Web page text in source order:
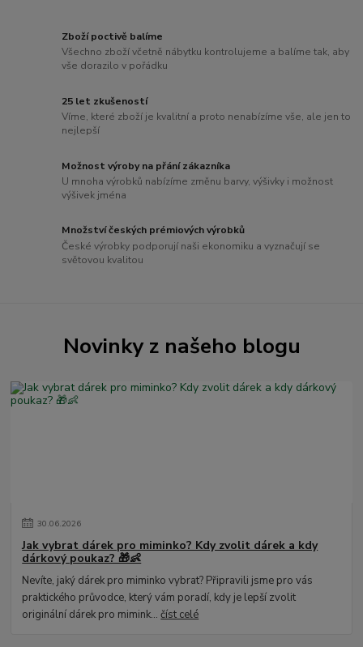
Zboží poctivě balíme
Všechno zboží včetně nábytku kontrolujeme a balíme tak, aby
vše dorazilo v pořádku
25 let zkušeností
Víme, které zboží je kvalitní a proto nenabízíme vše, ale jen to
nejlepší
Možnost výroby na přání zákazníka
U mnoha výrobků nabízíme změnu barvy, výšivky i možnost
výšivek jména
Množství českých prémiových výrobků
České výrobky podporují naši ekonomiku a vyznačují se
světovou kvalitou
Novinky z našeho blogu
30.06.2026
Jak vybrat dárek pro miminko? Kdy zvolit dárek a kdy
dárkový poukaz? 🎁👶
Nevíte, jaký dárek pro miminko vybrat? Připravili jsme pro vás
praktického průvodce, který vám poradí, kdy je lepší zvolit
originální dárek pro mimink...číst celé